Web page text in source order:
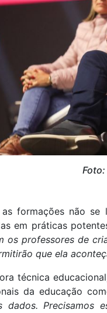
Foto:
formações não
em práticas
os professores de
que ela
técnica
da educação
dados. Precisamos